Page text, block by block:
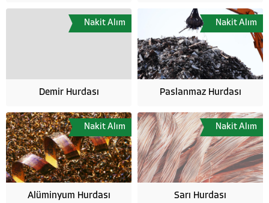
Nakit Alım
Demir Hurdası
Nakit Alım
Paslanmaz Hurdası
Nakit Alım
Alüminyum Hurdası
Nakit Alım
Sarı Hurdası